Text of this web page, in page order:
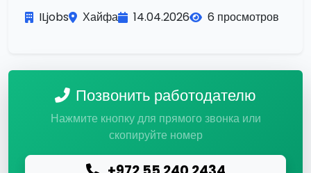
ILjobs Хайфа 14.04.2026 6 просмотров
Позвонить работодателю
Нажмите кнопку для прямого звонка или
скопируйте номер